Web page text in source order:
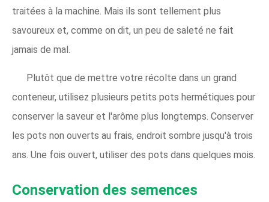
traitées à la machine. Mais ils sont tellement plus
savoureux et, comme on dit, un peu de saleté ne fait
jamais de mal.
Plutôt que de mettre votre récolte dans un grand
conteneur, utilisez plusieurs petits pots hermétiques pour
conserver la saveur et l'arôme plus longtemps. Conserver
les pots non ouverts au frais, endroit sombre jusqu'à trois
ans. Une fois ouvert, utiliser des pots dans quelques mois.
Conservation des semences